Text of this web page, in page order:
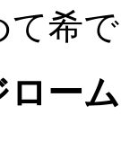
て希
ー